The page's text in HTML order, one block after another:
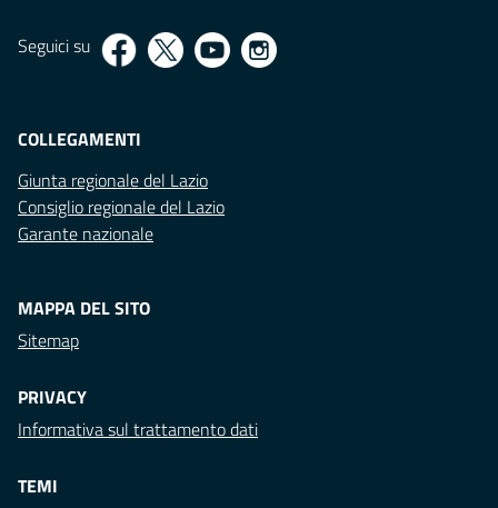
Seguici su
COLLEGAMENTI
Giunta regionale del Lazio
Consiglio regionale del Lazio
Garante nazionale
MAPPA DEL SITO
Sitemap
PRIVACY
Informativa sul trattamento dati
TEMI